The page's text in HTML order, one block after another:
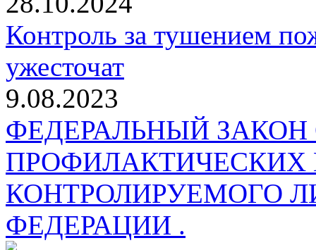
Контроль за тушением
ужесточат
9.08.2023
ФЕДЕРАЛЬНЫЙ
КОНТРОЛИРУЕМОГО
ФЕДЕРАЦИИ .